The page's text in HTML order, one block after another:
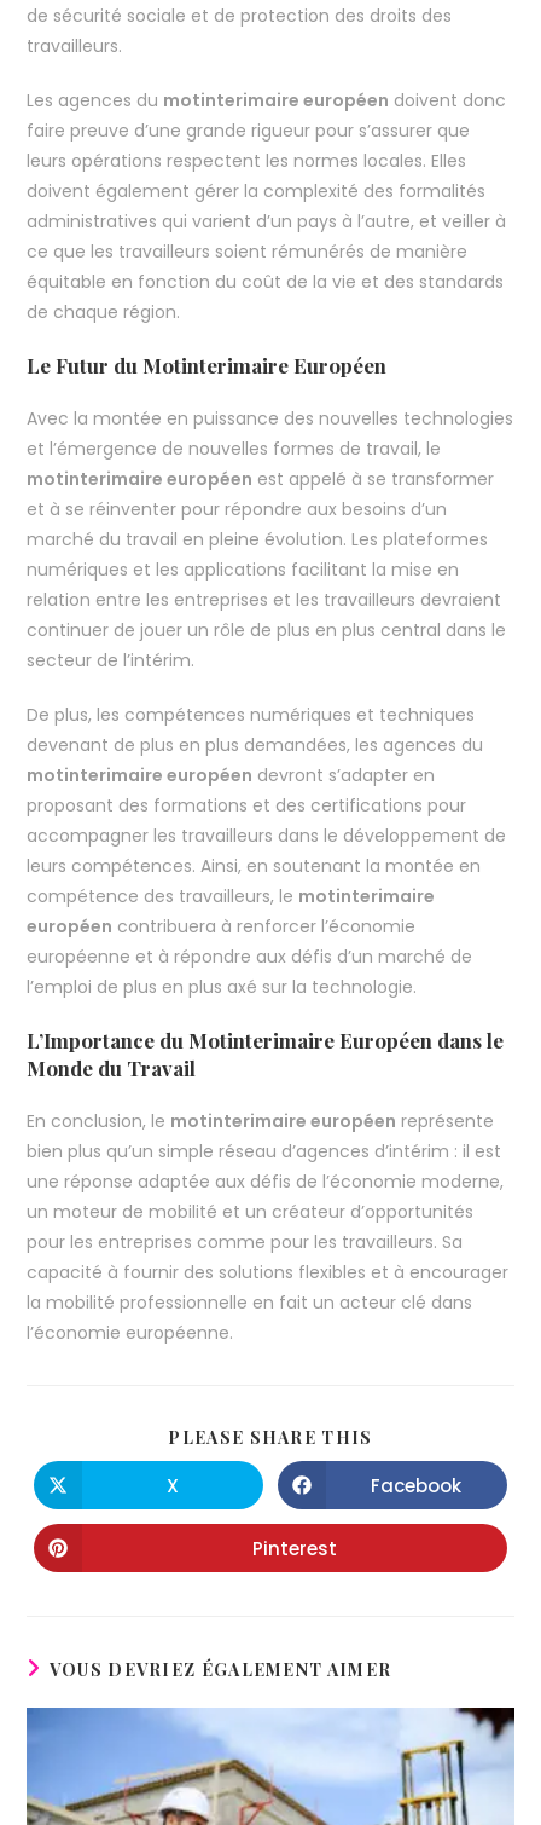
de sécurité sociale et de protection des droits des
travailleurs.
Les agences du motinterimaire européen doivent donc
faire preuve d’une grande rigueur pour s’assurer que
leurs opérations respectent les normes locales. Elles
doivent également gérer la complexité des formalités
administratives qui varient d’un pays à l’autre, et veiller à
ce que les travailleurs soient rémunérés de manière
équitable en fonction du coût de la vie et des standards
de chaque région.
Le Futur du Motinterimaire Européen
Avec la montée en puissance des nouvelles technologies
et l’émergence de nouvelles formes de travail, le
motinterimaire européen est appelé à se transformer
et à se réinventer pour répondre aux besoins d’un
marché du travail en pleine évolution. Les plateformes
numériques et les applications facilitant la mise en
relation entre les entreprises et les travailleurs devraient
continuer de jouer un rôle de plus en plus central dans le
secteur de l’intérim.
De plus, les compétences numériques et techniques
devenant de plus en plus demandées, les agences du
motinterimaire européen devront s’adapter en
proposant des formations et des certifications pour
accompagner les travailleurs dans le développement de
leurs compétences. Ainsi, en soutenant la montée en
compétence des travailleurs, le motinterimaire
européen contribuera à renforcer l’économie
européenne et à répondre aux défis d’un marché de
l’emploi de plus en plus axé sur la technologie.
L’Importance du Motinterimaire Européen dans le
Monde du Travail
En conclusion, le motinterimaire européen représente
bien plus qu’un simple réseau d’agences d’intérim : il est
une réponse adaptée aux défis de l’économie moderne,
un moteur de mobilité et un créateur d’opportunités
pour les entreprises comme pour les travailleurs. Sa
capacité à fournir des solutions flexibles et à encourager
la mobilité professionnelle en fait un acteur clé dans
l’économie européenne.
PLEASE SHARE THIS
X Facebook
Pinterest
VOUS DEVRIEZ ÉGALEMENT AIMER